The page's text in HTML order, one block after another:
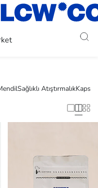
Sağlıklı Atıştırmalık